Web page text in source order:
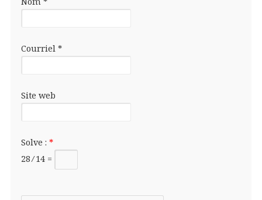
Courriel *
Site web
Solve : *
28 ⁄ 14 =